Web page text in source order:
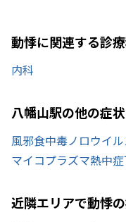
動悸に関連する診
内科
八幡山駅の他の症
風邪食中毒ノロウイ
マイコプラズマ熱中症
近隣エリアで動悸